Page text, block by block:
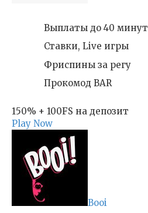
Выплаты до 40 минут
Ставки, Live игры
Фриспины за регу
Прокомод BAR
150% + 100FS на депозит
Play Now
Booi